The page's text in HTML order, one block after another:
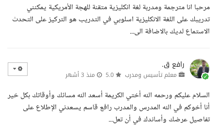
مرحبا انا مترجمة ومدربة لغة انكليزية متقنة للهجة الأمريكية يمكنني
تدريبك على اللغة الانكليزية اسلوبي في التدريب هو التركيز على التحدث
الاستماع لديك بالاضافة الى...
رافع ق.
معلم تأسيس ومدرب منذ 3 أشهر
السلام عليكم ورحمه الله أختي الكريمة أسعد الله مسائك وأوقاتك بكل خير
أنا أخوكم في الله المدرس والمدرب رافع قاسم يسعدني الإطلاع على
تفاصيل عرضك وأساندك في أن تعل...